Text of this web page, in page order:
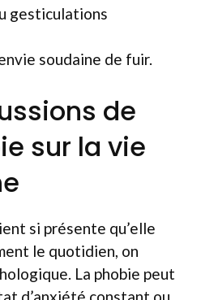
gesticulations
soudaine de fuir.
de
sur la vie
si présente qu’elle
le quotidien, on
La phobie peut